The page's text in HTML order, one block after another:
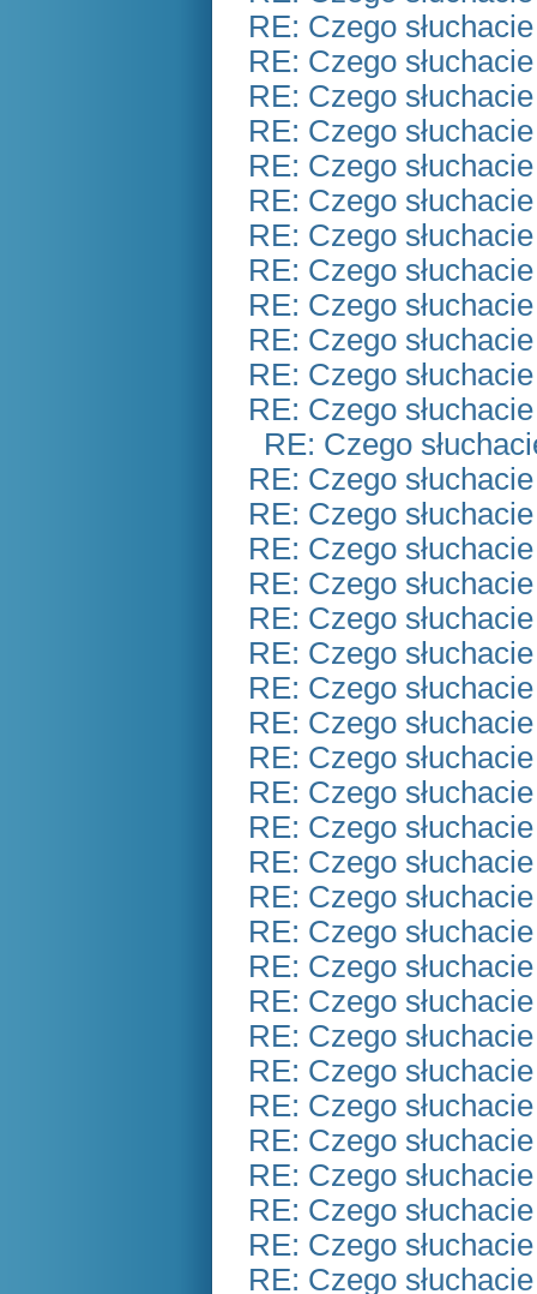
RE: Czego
RE: Czego
RE: Czego
RE: Czego
RE: Czego
RE: Czego
RE: Czego
RE: Czego
RE: Czego
RE: Czego
RE: Czego
RE: Czego
RE: Czego
RE: Czego
RE: Czego
RE: Czego
RE: Czego
RE: Czego
RE: Czego
RE: Czego
RE: Czego
RE: Czego
RE: Czego
RE: Czego
RE: Czego
RE: Czego
RE: Czego
RE: Czego
RE: Czego
RE: Czego
RE: Czego
RE: Czego
RE: Czego
RE: Czego
RE: Czego
RE: Czego
RE: Czego